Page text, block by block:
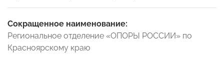
Сокращенное наименование:
Региональное отделение «ОПОРЫ РОССИИ» по
Красноярскому краю